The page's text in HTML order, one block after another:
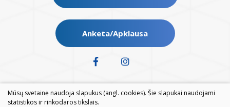
Anketa/Apklausa
Mūsų svetainė naudoja slapukus (angl. cookies). Šie slapukai naudojami
statistikos ir rinkodaros tikslais.